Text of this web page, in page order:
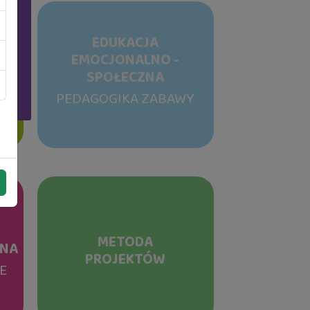
EDUKACJA
EMOCJONALNO -
SPOŁECZNA
PEDAGOGIKA ZABAWY
METODA
PROJEKTÓW